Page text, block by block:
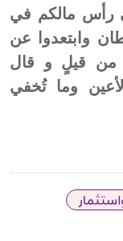
رأس مالكم في
وابتعدوا عن
من قيلٍ و قال
وما تُخفي